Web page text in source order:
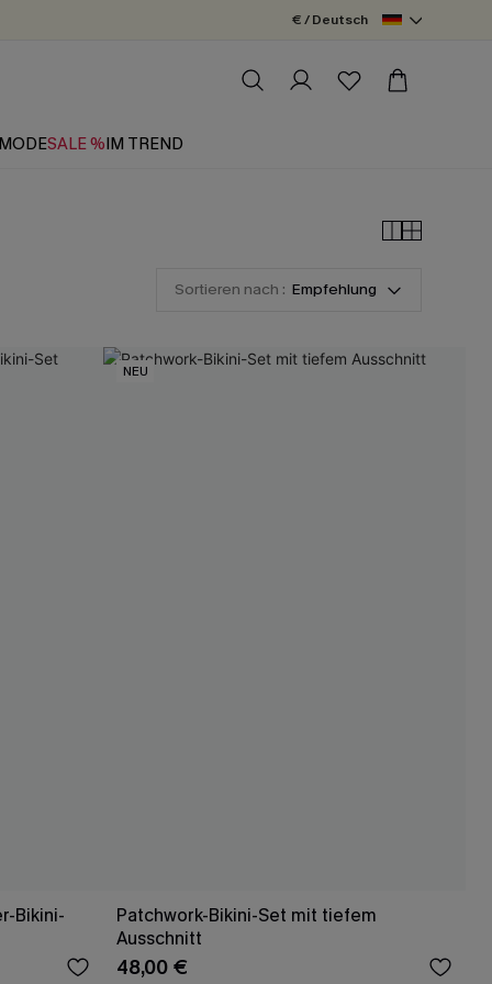
€ / Deutsch
SALE %IM TREND
Sortieren nach : Empfehlung
Bikini-
NEU
Patchwork-Bikini-Set mit tiefem
Ausschnitt
48,00 €